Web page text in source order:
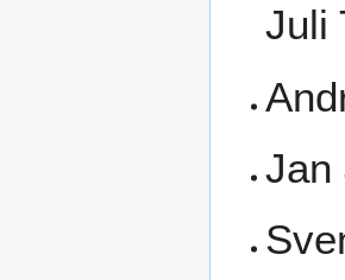
Juli
Jan